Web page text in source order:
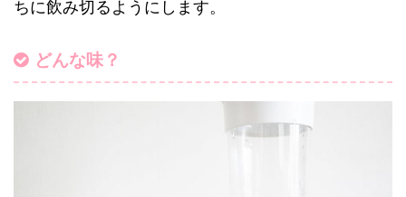
ちに飲み切るようにします。
どんな味？